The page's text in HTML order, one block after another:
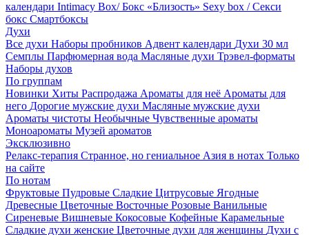
календари Intimacy Box/ Бокс «Близость» Sexy box / Секси
бокс Смартбоксы
Духи
Все духи Наборы пробников Адвент календари Духи 30 мл
Семплы Парфюмерная вода Масляные духи Трэвел-форматы
Наборы духов
По группам
Новинки Хиты Распродажа Ароматы для неё Ароматы для
него Дорогие мужские духи Масляные мужские духи
Ароматы чистоты Необычные Чувственные ароматы
Моноароматы Музей ароматов
Эксклюзивно
Релакс-терапия Странное, но гениальное Азия в нотах Только
на сайте
По нотам
Фруктовые Пудровые Сладкие Цитрусовые Ягодные
Древесные Цветочные Восточные Розовые Ванильные
Сиреневые Вишневые Кокосовые Кофейные Карамельные
Сладкие духи женские Цветочные духи для женщины Духи с